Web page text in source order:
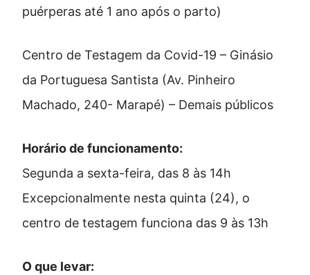
puérperas até 1 ano após o parto)
Centro de Testagem da Covid-19 – Ginásio
da Portuguesa Santista (Av. Pinheiro
Machado, 240- Marapé) – Demais públicos
Horário de funcionamento:
Segunda a sexta-feira, das 8 às 14h
Excepcionalmente nesta quinta (24), o
centro de testagem funciona das 9 às 13h
O que levar: